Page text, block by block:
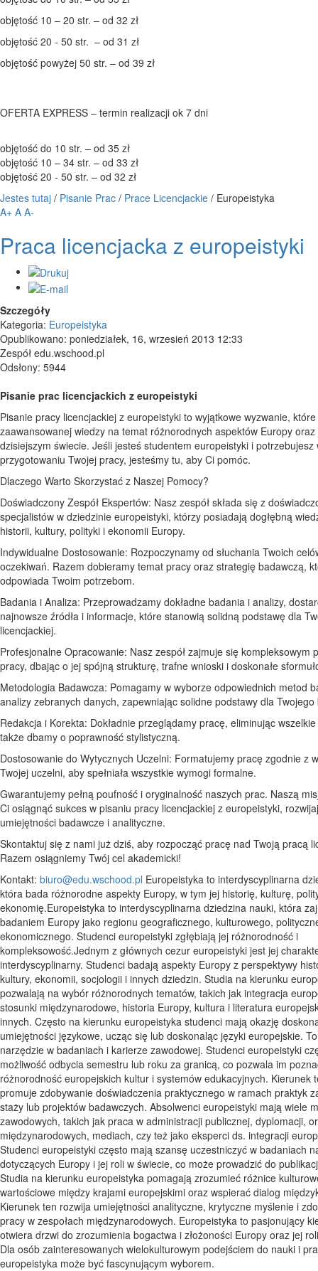
objętość 10 – 20 str. – od 32 zł
objętość 20 - 50 str. – od 31 zł
objętość powyżej 50 str. – od 39 zł
OFERTA EXPRESS – termin realizacji ok 7 dni
objętość do 10 str. – od 35 zł
objętość 10 – 34 str. – od 33 zł
objętość 20 - 50 str. – od 32 zł
Jestes tutaj / Pisanie Prac / Prace Licencjackie / Europeistyka
A+ A A-
Praca licencjacka z europeistyki
Szczegóły
Kategoria: Europeistyka
Opublikowano: poniedziałek, 16, wrzesień 2013 12:33
Zespół edu.wschood.pl
Odsłony: 5944
Pisanie prac licencjackich z europeistyki
Pisanie pracy licencjackiej z europeistyki to wyjątkowe wyzwanie,
zaawansowanej wiedzy na temat różnorodnych aspektów Europy oraz
dzisiejszym świecie. Jeśli jesteś studentem europeistyki i potrzebujesz
przygotowaniu Twojej pracy, jesteśmy tu, aby Ci pomóc.
Dlaczego Warto Skorzystać z Naszej Pomocy?
Doświadczony Zespół Ekspertów: Nasz zespół składa się z
specjalistów w dziedzinie europeistyki, którzy posiadają dogłębną
historii, kultury, polityki i ekonomii Europy.
Indywidualne Dostosowanie: Rozpoczynamy od słuchania Twoich
oczekiwań. Razem dobieramy temat pracy oraz strategię badawczą,
odpowiada Twoim potrzebom.
Badania i Analiza: Przeprowadzamy dokładne badania i analizy,
najnowsze źródła i informacje, które stanowią solidną podstawę dla
licencjackiej.
Profesjonalne Opracowanie: Nasz zespół zajmuje się kompleksowym
pracy, dbając o jej spójną strukturę, trafne wnioski i doskonałe
Metodologia Badawcza: Pomagamy w wyborze odpowiednich metod
analizy zebranych danych, zapewniając solidne podstawy dla Twojego
Redakcja i Korekta: Dokładnie przeglądamy pracę, eliminując wszelkie
także dbamy o poprawność stylistyczną.
Dostosowanie do Wytycznych Uczelni: Formatujemy pracę zgodnie z
Twojej uczelni, aby spełniała wszystkie wymogi formalne.
Gwarantujemy pełną poufność i oryginalność naszych prac. Naszą
Ci osiągnąć sukces w pisaniu pracy licencjackiej z europeistyki,
umiejętności badawcze i analityczne.
Skontaktuj się z nami już dziś, aby rozpocząć pracę nad Twoją pracą
Razem osiągniemy Twój cel akademicki!
Kontakt: biuro@edu.wschood.pl Europeistyka to interdyscyplinarna
która bada różnorodne aspekty Europy, w tym jej historię, kulturę,
ekonomię.Europeistyka to interdyscyplinarna dziedzina nauki, która
badaniem Europy jako regionu geograficznego, kulturowego,
ekonomicznego. Studenci europeistyki zgłębiają jej różnorodność i
kompleksowość.Jednym z głównych cezur europeistyki jest jej
interdyscyplinarny. Studenci badają aspekty Europy z perspektywy
kultury, ekonomii, socjologii i innych dziedzin. Studia na kierunku
pozwalają na wybór różnorodnych tematów, takich jak integracja
stosunki międzynarodowe, historia Europy, kultura i literatura
innych. Często na kierunku europeistyka studenci mają okazję
umiejętności językowe, ucząc się lub doskonaląc języki europejskie.
narzędzie w badaniach i karierze zawodowej. Studenci europeistyki
możliwość odbycia semestru lub roku za granicą, co pozwala im
różnorodność europejskich kultur i systemów edukacyjnych. Kierunek
promuje zdobywanie doświadczenia praktycznego w ramach praktyk
staży lub projektów badawczych. Absolwenci europeistyki mają wiele
zawodowych, takich jak praca w administracji publicznej, dyplomacji,
międzynarodowych, mediach, czy też jako eksperci ds. integracji
Studenci europeistyki często mają szansę uczestniczyć w badaniach
dotyczących Europy i jej roli w świecie, co może prowadzić do
Studia na kierunku europeistyka pomagają zrozumieć różnice
wartościowe między krajami europejskimi oraz wspierać dialog
Kierunek ten rozwija umiejętności analityczne, krytyczne myślenie i
pracy w zespołach międzynarodowych. Europeistyka to pasjonujący
otwiera drzwi do zrozumienia bogactwa i złożoności Europy oraz jej
Dla osób zainteresowanych wielokulturowym podejściem do nauki i
europeistyka może być fascynującym wyborem.